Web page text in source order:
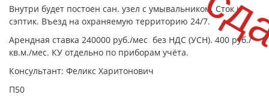
Внутри будет постоен сан. узел с умывальником. Сток к
сэптик. Въезд на охраняемую территорию 24/7.
Арендная ставка 240000 руб./мес без НДС (УСН). 400 руб./
кв.м./мес. КУ отдельно по приборам учёта.
Консультант: Феликс Харитонович
П50